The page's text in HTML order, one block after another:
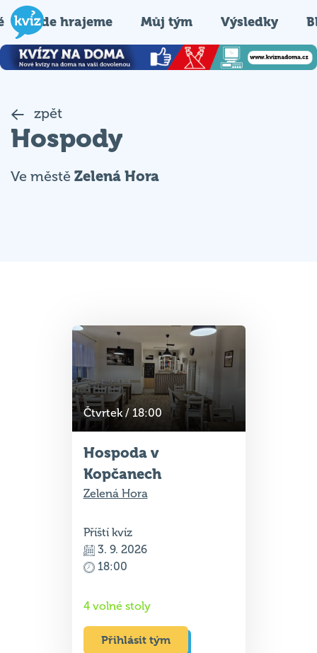
Kde hrajeme Můj tým Výsledky
zpět
Hospody
Ve městě Zelená Hora
Čtvrtek / 18:00
Hospoda v
Kopčanech
Zelená Hora
Příští kvíz
3. 9. 2026
18:00
4 volné stoly
Přihlásit tým